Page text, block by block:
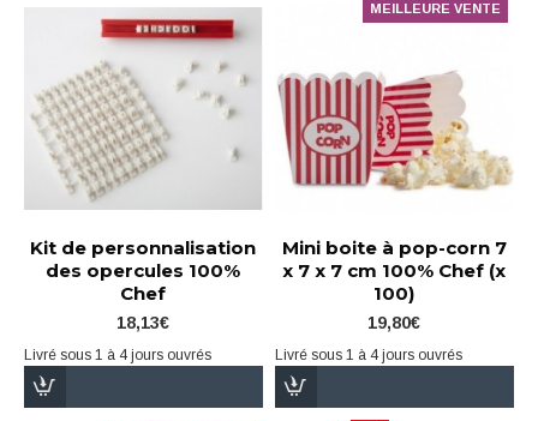
Kit de personnalisation
des opercules 100%
Chef
18,13€
Livré sous 1 à 4 jours ouvrés
MEILLEURE VENTE
Mini boite à pop-corn 7
x 7 x 7 cm 100% Chef (x
100)
19,80€
Livré sous 1 à 4 jours ouvrés